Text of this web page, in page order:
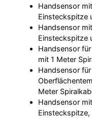
Handsensor
Einsteckspitze
Handsensor
Einsteckspitze
Handsensor
mit 1 Meter
Handsensor für
Meter
Handsensor
Einsteckspitze,